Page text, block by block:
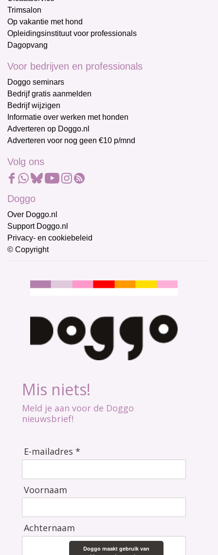
Trimsalon
Op vakantie met hond
Opleidingsinstituut voor professionals
Dagopvang
Voor bedrijven en professionals
Doggo seminars
Bedrijf gratis aanmelden
Bedrijf wijzigen
Informatie over werken met honden
Adverteren op Doggo.nl
Adverteren voor nog geen €10 p/mnd
Volg ons
Doggo
Over Doggo.nl
Support Doggo.nl
Privacy- en cookiebeleid
© Copyright
Mis niets!
Meld je aan voor de Doggo
nieuwsbrief!
E-mailadres *
Voornaam
Achternaam
Doggo maakt gebruik van